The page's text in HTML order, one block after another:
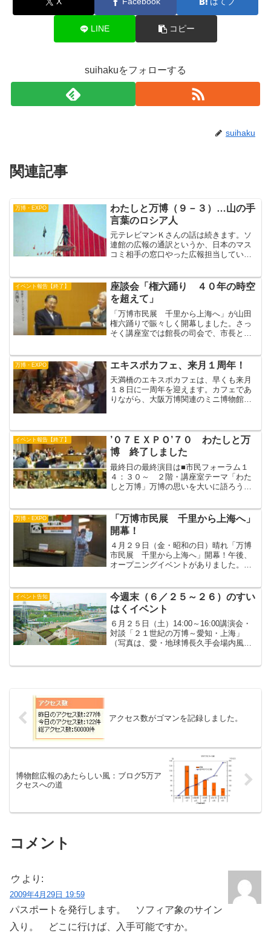
LINE コピー
suihakuをフォローする
suihaku
関連記事
万博・EXPO
わたしと万博（９－３）…山の手
言葉のロシア人
元テレビマンＫさんの話は続きます。ソ
連館の広報の通訳というか、日本のマス
コミ相手の窓口やった広報担当していた
まい人やってん。このおっさん、日本の
県立千葉一中って優秀なと...
イベント報告【終了】
座談会「権六踊り ４０年の時空
を超えて」
「万博市民展 千里から上海へ」が山田
権六踊りで賑々しく開幕しました。さっ
そく講座室では館長の司会で、市長と権
岡本和子さん、村上豊子さんと保存会会
長の内山実嗣さん権六踊り...
万博・EXPO エキスポカフェ、来月１周年！
天満橋のエキスポカフェは、早くも来月
１８日に一周年を迎えます。カフェであ
りながら、大阪万博関連のミニ博物館。
す。中の展示物は定期的に入れ替わって
います。東京の科学博物館に...
イベント報告【終了】
’０７ＥＸＰＯ’７０ わたしと万
博 終了しました
最終日の最終演目は■市民フォーラム１
４：３０～ ２階・講座室テーマ「わた
しと万博」万博の思いを大いに語ろう」
山に向かう（エキスポロードと呼ばれ
る）(新)新道は万博の関連...
万博・EXPO
「万博市民展 千里から上海へ」
開幕！
４月２９日（金・昭和の日）晴れ「万博
市民展 千里から上海へ」開幕！午後、
オープニングイベントがありました。ま
杯が無料でふるまわれました。無料サー
ビスは、明日、明後日もや...
イベント告知
今週末（６／２５～２６）のすい
はくイベント
６月２５日（土）14:00～16:00講演会・
対談「２１世紀の万博～愛知・上海」
（写真は、愛・地球博長久手会場内風
アクセス数がゴマンを記録しました。
博物館広報のあたらしい風：ブログ5万ア
クセスへの道
コメント
ウ より:
2009年4月29日 19:59
パスポートを発行します。 ソフィア象のサイン
入り。 どこに行けば、入手可能ですか。